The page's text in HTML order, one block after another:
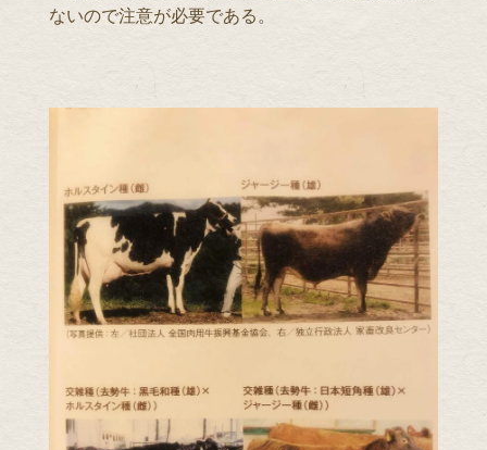
ないので注意が必要である。